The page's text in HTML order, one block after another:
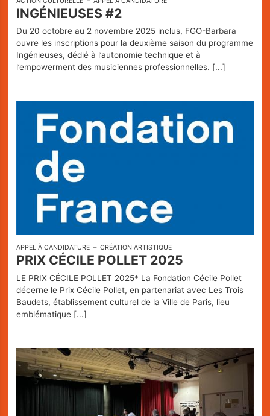
INGÉNIEUSES #2
Du 20 octobre au 2 novembre 2025 inclus, FGO-Barbara
ouvre les inscriptions pour la deuxième saison du programme
Ingénieuses, dédié à l’autonomie technique et à
l’empowerment des musiciennes professionnelles. [...]
APPEL À CANDIDATURE CRÉATION ARTISTIQUE
PRIX CÉCILE POLLET 2025
LE PRIX CÉCILE POLLET 2025* La Fondation Cécile Pollet
décerne le Prix Cécile Pollet, en partenariat avec Les Trois
Baudets, établissement culturel de la Ville de Paris, lieu
emblématique [...]